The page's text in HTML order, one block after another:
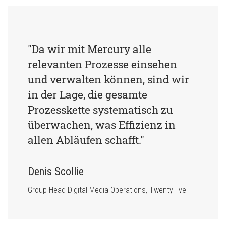
"Da wir mit Mercury alle
relevanten Prozesse einsehen
und verwalten können, sind wir
in der Lage, die gesamte
Prozesskette systematisch zu
überwachen, was Effizienz in
allen Abläufen schafft."
Denis Scollie
Group Head Digital Media Operations, TwentyFive